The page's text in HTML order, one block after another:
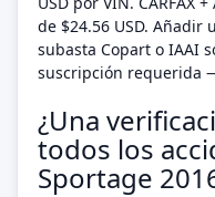
de $24.56 USD.
subasta Copart o IAAI
suscripción requerida
¿Una
todos los
Sportage